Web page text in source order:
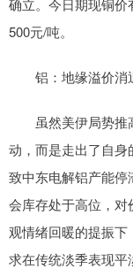
确立。今日期现铜价
500元/吨。
铝：地缘溢价消
虽然美伊局势推
动，而是走出了自
致中东电解铝产能
会库存处于高位，
观情绪回暖的提振
求在传统淡季表现